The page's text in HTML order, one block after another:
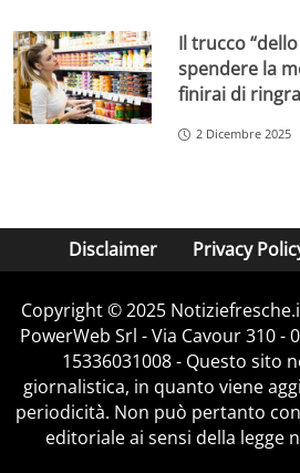
Il trucco
spendere la
finirai di
2 Dicembre 2025
Disclaimer Privacy
Copyright © 2025
PowerWeb Srl - Via Cavour 310 -
15336031008 - Questo sito
giornalistica, in quanto viene
periodicità. Non può pertanto
editoriale ai sensi della legge